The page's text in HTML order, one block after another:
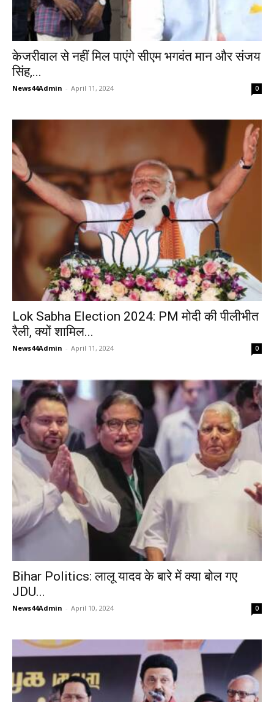
केजरीवाल से नहीं मिल पाएंगे सीएम भगवंत मान और संजय
सिंह,...
News44Admin - April 11, 2024 0
Lok Sabha Election 2024: PM मोदी की पीलीभीत
रैली, क्यों शामिल...
News44Admin - April 11, 2024 0
Bihar Politics: लालू यादव के बारे में क्या बोल गए
JDU...
News44Admin - April 10, 2024 0